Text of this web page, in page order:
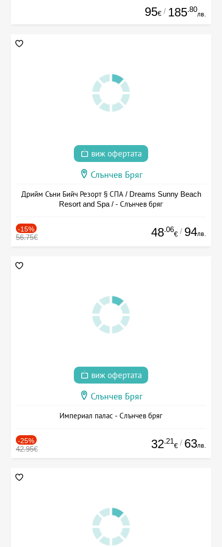
95€ / 185.80
лв.
виж офертата
Слънчев Бряг
Дрийм Съни Бийч Резорт § СПА / Dreams Sunny Beach
Resort and Spa / - Слънчев бряг
-15%
56.75€ 48.06
€ / 94лв.
виж офертата
Слънчев Бряг
Империал палас - Слънчев бряг
-25%
42.95€ 32.21
€ / 63лв.